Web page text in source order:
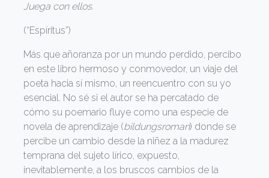
Juega con ellos.
(“Espíritus”)
Más que añoranza por un mundo perdido, percibo
en este libro hermoso y conmovedor, un viaje del
poeta hacia sí mismo, un reencuentro con su yo
esencial. No sé si el autor se ha percatado de
cómo su poemario fluye como una especie de
novela de aprendizaje (bildungsroman) donde se
percibe un cambio desde la niñez a la madurez
temprana del sujeto lírico, expuesto,
inevitablemente, a los bruscos cambios de la